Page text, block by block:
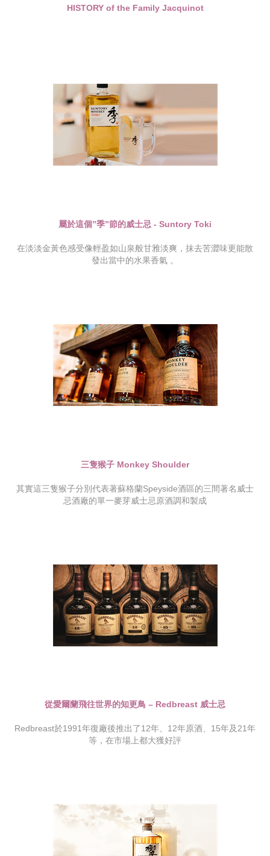
HISTORY of the Family Jacquinot
屬於這個”季”節的威士忌 - Suntory Toki
在淡淡金黃色感受像輕盈如山泉般甘雅淡爽，抹去苦澀味更能散
發出當中的水果香氣 。
三隻猴子 Monkey Shoulder
其實這三隻猴子分別代表著蘇格蘭Speyside酒區的三間著名威士
忌酒廠的單一麥芽威士忌原酒調和製成
從愛爾蘭飛往世界的知更鳥 – Redbreast 威士忌
Redbreast於1991年復廠後推出了12年、12年原酒、15年及21年
等，在市場上都大獲好評